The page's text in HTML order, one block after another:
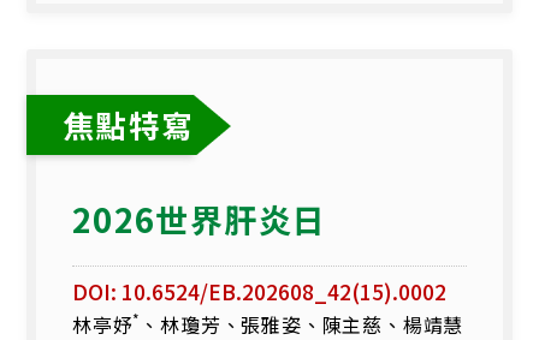
焦點特寫
2026世界肝炎日
DOI: 10.6524/EB.202608_42(15).0002
林亭妤* 、林瓊芳、張雅姿、陳主慈、楊靖慧